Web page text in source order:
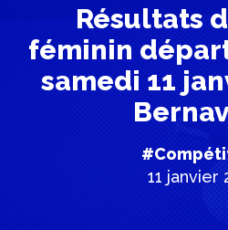
Résultats
féminin
samedi 11
11 janvier